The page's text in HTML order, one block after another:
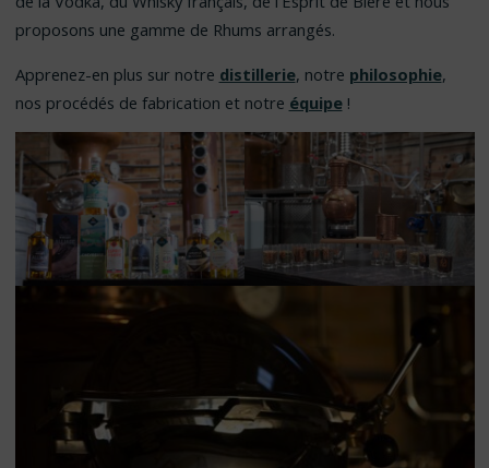
proposons une gamme de Rhums arrangés.
Apprenez-en plus sur notre distillerie, notre philosophie,
nos procédés de fabrication et notre équipe !